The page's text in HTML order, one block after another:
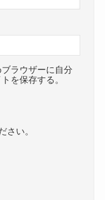
ラウザーに自分
を保存する。
さい。